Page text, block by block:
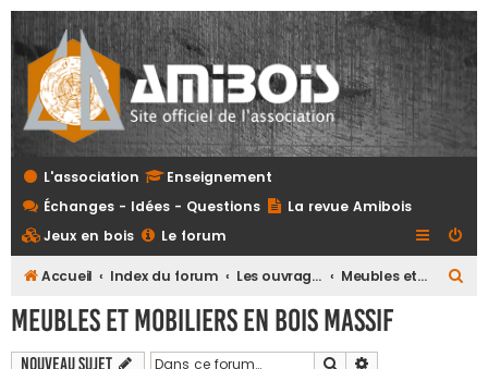
L'association
Enseignement
Échanges - Idées - Questions
La revue Amibois
Jeux en bois
Le forum
Accueil Index du forum Les ouvrages Meubles et mobiliers en bois massif
Meubles et mobiliers en bois massif
Nouveau sujet Rechercher